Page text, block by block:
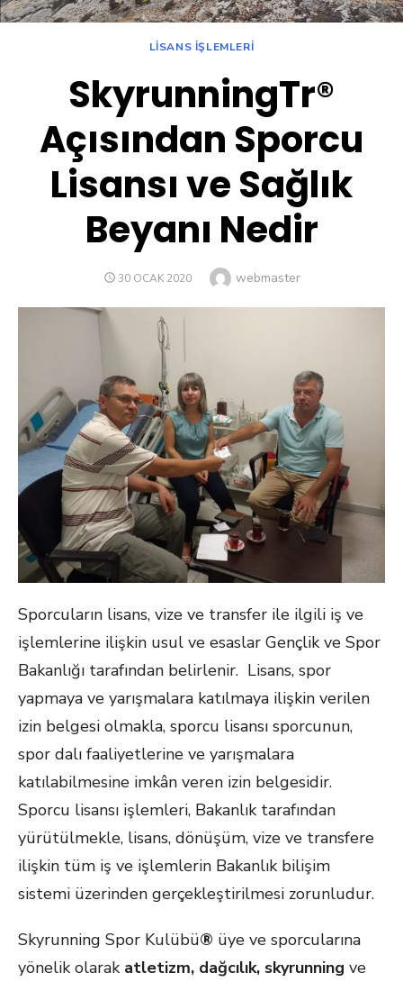
LISANS İŞLEMLERI
SkyrunningTr®
Açısından Sporcu
Lisansı ve Sağlık
Beyanı Nedir
POSTED
30 OCAK 2020 Author
webmaster
Sporcuların lisans, vize ve transfer ile ilgili iş ve
işlemlerine ilişkin usul ve esaslar Gençlik ve Spor
Bakanlığı tarafından belirlenir. Lisans, spor
yapmaya ve yarışmalara katılmaya ilişkin verilen
izin belgesi olmakla, sporcu lisansı sporcunun,
spor dalı faaliyetlerine ve yarışmalara
katılabilmesine imkân veren izin belgesidir.
Sporcu lisansı işlemleri, Bakanlık tarafından
yürütülmekle, lisans, dönüşüm, vize ve transfere
ilişkin tüm iş ve işlemlerin Bakanlık bilişim
sistemi üzerinden gerçekleştirilmesi zorunludur.
Skyrunning Spor Kulübü® üye ve sporcularına
yönelik olarak atletizm, dağcılık, skyrunning ve